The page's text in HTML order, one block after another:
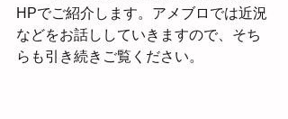
HPでご紹介します。アメブロでは近況
などをお話ししていきますので、そち
らも引き続きご覧ください。